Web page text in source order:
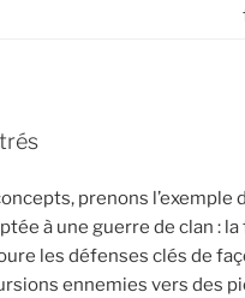
prenons l’exemple
à une guerre de clan :
les défenses clés de
ennemies vers des